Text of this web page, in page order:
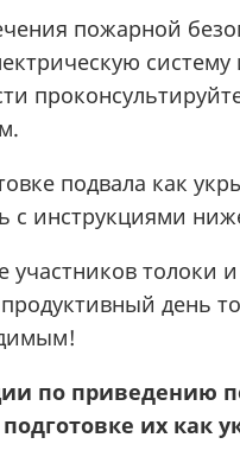
пожарной
систему
подвала как
с инструкциями
участников толоки и
день
по приведению
их как